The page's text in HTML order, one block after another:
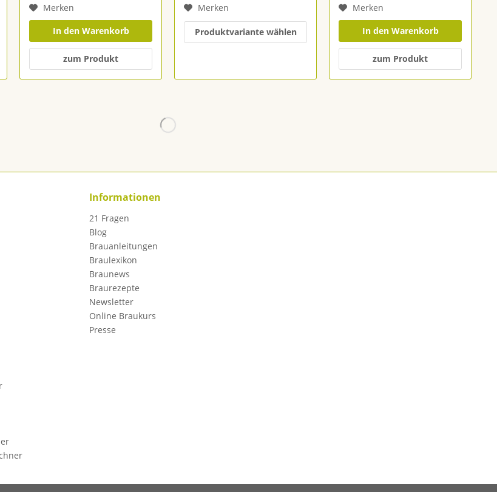
Merken
In den Warenkorb
zum Produkt
Merken
Produktvariante wählen
Merken
In den Warenkorb
zum Produkt
Informationen
21 Fragen
Blog
Brauanleitungen
Braulexikon
Braunews
Braurezepte
Newsletter
Online Braukurs
Presse